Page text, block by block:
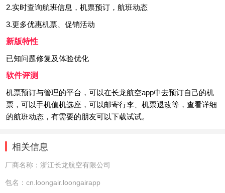
2.实时查询航班信息，机票预订，航班动态
3.更多优惠机票、促销活动
新版特性
已知问题修复及体验优化
软件评测
机票预订与管理的平台，可以在长龙航空app中去预订自己的机
票，可以手机值机选座，可以邮寄行李、机票退改等，查看详细
的航班动态，有需要的朋友可以下载试试。
相关信息
厂商名称： 浙江长龙航空有限公司
包名： cn.loongair.loongairapp